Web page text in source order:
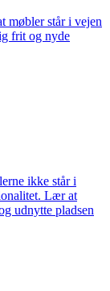
møbler står i vejen
frit og nyde
ikke står i
Lær at
udnytte pladsen